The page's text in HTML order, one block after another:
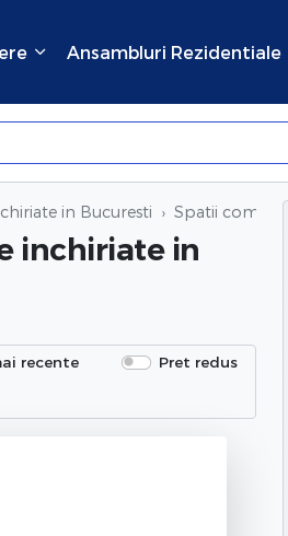
Ansambluri Rezidentiale
×Inchide
in Bucuresti Spatii
inchiriate in
recente
Pret redus